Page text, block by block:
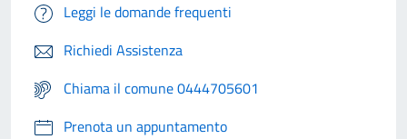
Leggi le domande frequenti
Richiedi Assistenza
Chiama il comune 0444705601
Prenota un appuntamento